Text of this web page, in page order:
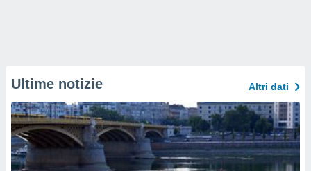
Ultime notizie Altri dati